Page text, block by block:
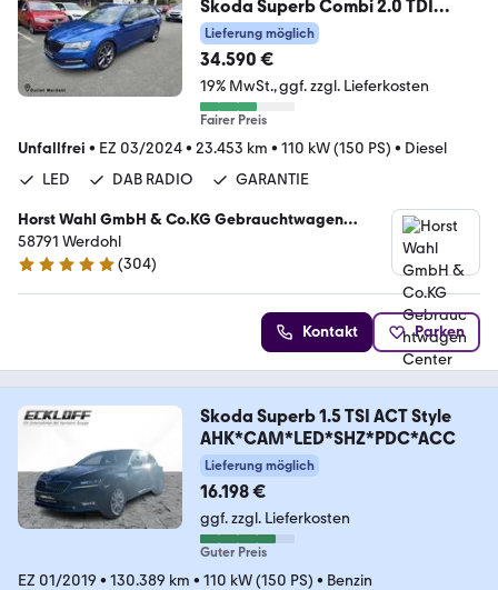
Skoda Superb Combi 2.0 TDI
Sportline ABS Fahrerairbag
Lieferung möglich
34.590 €
19% MwSt. ggf. zzgl. Lieferkosten
Fairer Preis
Unfallfrei • EZ 03/2024• 23.453 km • 110 kW (150 PS) • Diesel
LED
DAB RADIO GARANTIE
Horst Wahl GmbH & Co.KG Gebrauchtwagen
Center
58791 Werdohl
5 Sterne
(304)
Kontakt Parken
Skoda Superb 1.5 TSI ACT Style
AHK*CAM*LED*SHZ*PDC*ACC
Lieferung möglich
16.198 €
ggf. zzgl. Lieferkosten
Guter Preis
EZ 01/2019 • 130.389 km • 110 kW (150 PS) • Benzin